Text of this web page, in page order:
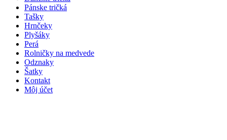
Pánske tričká
Tašky
Hrnčeky
Plyšáky
Perá
Rolničky na medvede
Odznaky
Šatky
Kontakt
Môj účet